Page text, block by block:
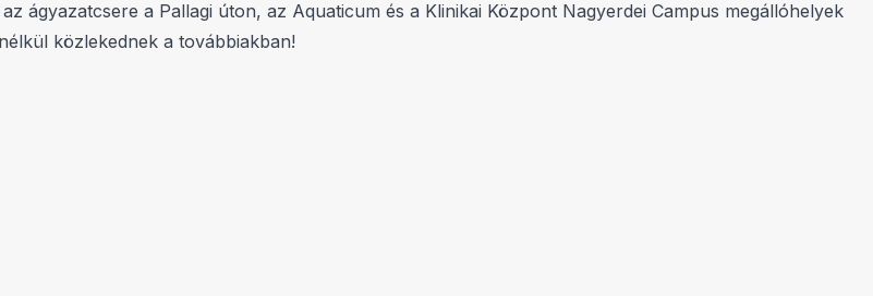
ágyazatcsere a Pallagi úton, az Aquaticum és a Klinikai Központ Nagyerdei Campus megállóhelyek
közlekednek a továbbiakban!